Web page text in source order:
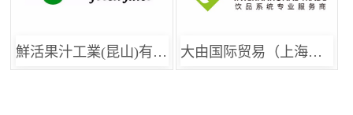
鮮活果汁工業(昆山)有限公司 大由国际贸易（上海）有限公司